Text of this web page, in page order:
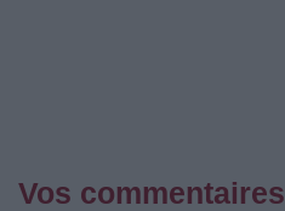
Vos commentaires